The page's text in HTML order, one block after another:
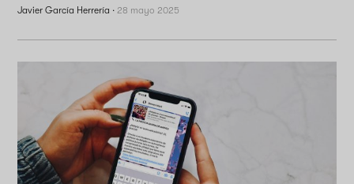
Javier García Herrería · 28 mayo 2025